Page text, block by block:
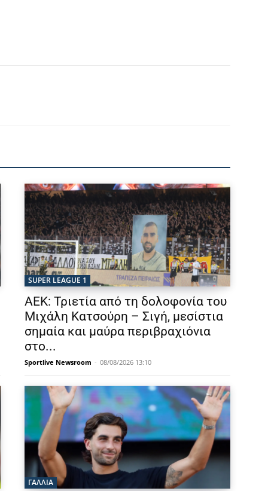
SUPER LEAGUE 1
ΑΕΚ: Τριετία από τη δολοφονία του
Μιχάλη Κατσούρη – Σιγή, μεσίστια
σημαία και μαύρα περιβραχιόνια
στο...
Sportlive Newsroom - 08/08/2026 13:10
ΓΑΛΛΙΑ